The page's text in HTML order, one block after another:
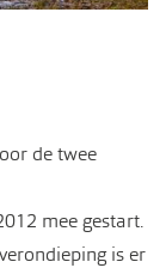
de twee
mee gestart.
is er